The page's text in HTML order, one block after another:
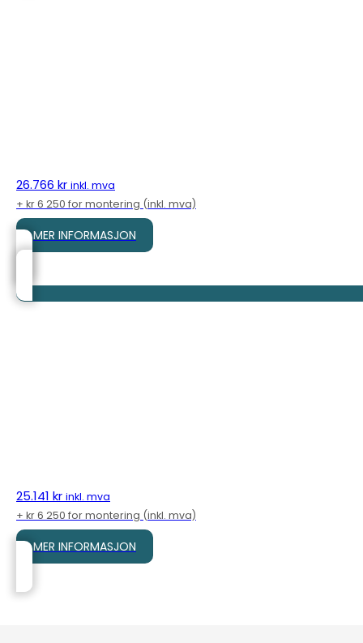
26.766 kr inkl. mva
+ kr 6 250 for montering (inkl. mva)
MER INFORMASJON
25.141 kr inkl. mva
+ kr 6 250 for montering (inkl. mva)
MER INFORMASJON